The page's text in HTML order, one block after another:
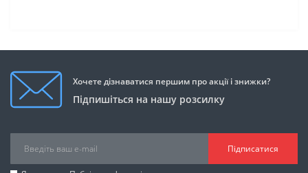
Хочете дізнаватися першим про акції і знижки?
Підпишіться на нашу розсилку
Підписатися